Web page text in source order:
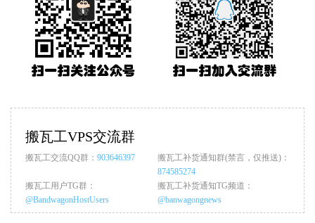
搬瓦工VPS交流群
搬瓦工交流QQ群： 903646397
搬瓦工补货通知群(禁言，仅推送)：
874585274
搬瓦工用户TG群：
@BandwagonHostUsers
搬瓦工补货通知TG频道：
@banwagongnews